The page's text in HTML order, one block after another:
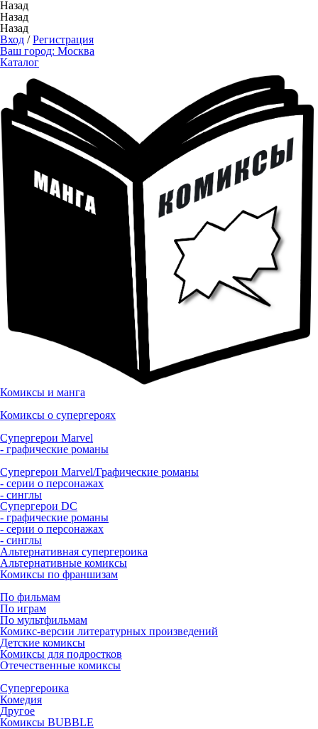
Назад
Назад
Назад
Вход /Регистрация
Ваш город: Москва
Каталог
Комиксы и манга
Комиксы о супергероях
Супергерои Marvel
- графические романы
Супергерои Marvel/Графические романы
- серии о персонажах
- синглы
Супергерои DC
- графические романы
- серии о персонажах
- синглы
Альтернативная супергероика
Альтернативные комиксы
Комиксы по франшизам
По фильмам
По играм
По мультфильмам
Комикс-версии литературных произведений
Детские комиксы
Комиксы для подростков
Отечественные комиксы
Супергероика
Комедия
Другое
Комиксы BUBBLE